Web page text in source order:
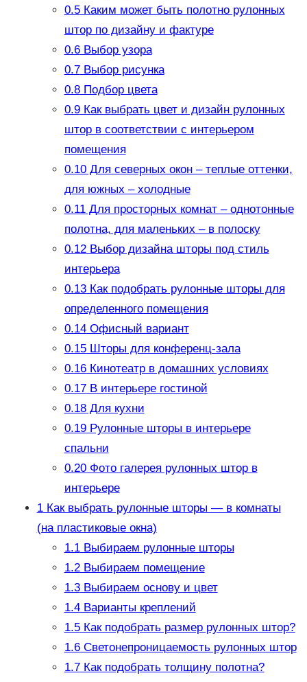
0.5Каким может быть полотно рулонных
штор по дизайну и фактуре
0.6Выбор узора
0.7Выбор рисунка
0.8Подбор цвета
0.9Как выбрать цвет и дизайн рулонных
штор в соответствии с интерьером
помещения
0.10Для северных окон – теплые оттенки,
для южных – холодные
0.11Для просторных комнат – однотонные
полотна, для маленьких – в полоску
0.12Выбор дизайна шторы под стиль
интерьера
0.13Как подобрать рулонные шторы для
определенного помещения
0.14Офисный вариант
0.15Шторы для конференц-зала
0.16Кинотеатр в домашних условиях
0.17В интерьере гостиной
0.18Для кухни
0.19Рулонные шторы в интерьере
спальни
0.20Фото галерея рулонных штор в
интерьере
1Как выбрать рулонные шторы — в комнаты
(на пластиковые окна)
1.1Выбираем рулонные шторы
1.2Выбираем помещение
1.3Выбираем основу и цвет
1.4Варианты креплений
1.5Как подобрать размер рулонных штор?
1.6Светонепроницаемость рулонных штор
1.7Как подобрать толщину полотна?